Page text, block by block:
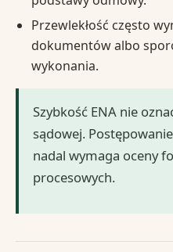
Przewlekłość często
dokumentów albo
wykonania.
Szybkość ENA nie
sądowej.
nadal wymaga oceny
procesowych.